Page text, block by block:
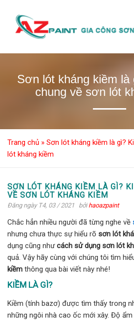
Sơn lót kháng kiềm
chung về sơn lót
Trang chủ » Sơn lót kháng kiềm là gì?
lót kháng kiềm
SƠN LÓT KHÁNG KIỀM LÀ GÌ?
VỀ SƠN LÓT KHÁNG KIỀM
Đăng ngày T4, 03 / 2021 bởihaoazpaint
Chắc hẳn nhiều người đã từng nghe về
nhưng chưa thực sự hiểu rõ sơn lót
dụng cũng nhưcách sử dụng sơn lót
quả. Vậy hãy cùng với chúng tôi tìm
kiềm thông qua bài viết này nhé!
KIỀM LÀ GÌ?
Kiềm (tính bazơ) được tìm thấy trong
những ngôi nhà cao ốc mới xây. Độ